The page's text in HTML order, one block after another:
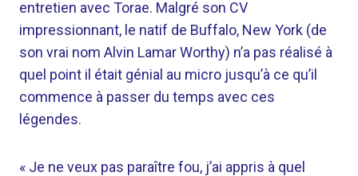
entretien avec Torae. Malgré son CV
impressionnant, le natif de Buffalo, New York (de
son vrai nom Alvin Lamar Worthy) n’a pas réalisé à
quel point il était génial au micro jusqu’à ce qu’il
commence à passer du temps avec ces
légendes.
« Je ne veux pas paraître fou, j’ai appris à quel